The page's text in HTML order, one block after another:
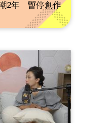
2年 暫停創作